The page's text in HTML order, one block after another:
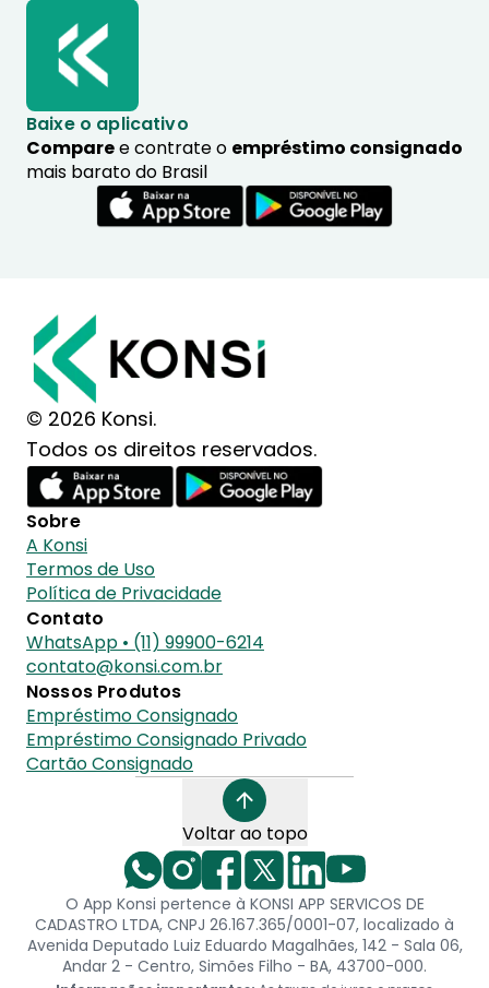
Baixe o aplicativo
Comparee contrate o empréstimo consignado
mais barato do Brasil
© 2026 Konsi.
Todos os direitos reservados.
Sobre
A Konsi
Termos de Uso
Política de Privacidade
Contato
WhatsApp • (11) 99900-6214
contato@konsi.com.br
Nossos Produtos
Empréstimo Consignado
Empréstimo Consignado Privado
Cartão Consignado
Voltar ao topo
O App Konsi pertence à KONSI APP SERVICOS DE
CADASTRO LTDA, CNPJ 26.167.365/0001-07, localizado à
Avenida Deputado Luiz Eduardo Magalhães, 142 - Sala 06,
Andar 2 - Centro, Simões Filho - BA, 43700-000.